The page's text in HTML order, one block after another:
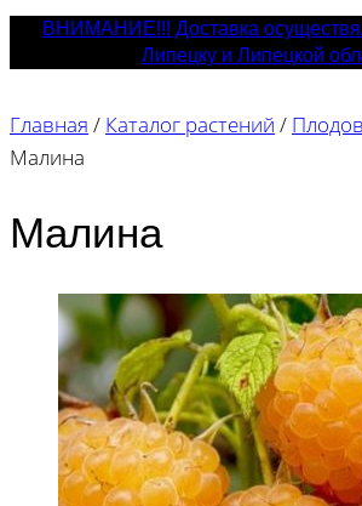
ВНИМАНИЕ!!! Доставка
Липецку и Липецкой
Главная / Каталог растений /
Малина
Малина